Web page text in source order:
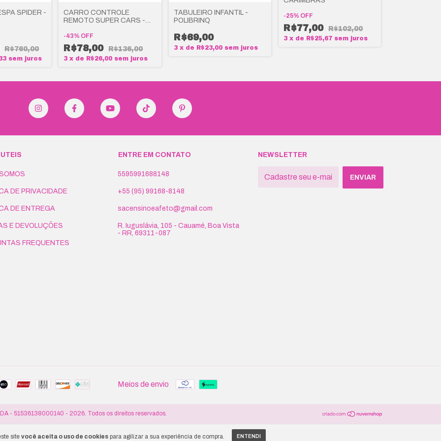
site você aceita o uso de cookiespara agilizar a sua experiência de compra. ENTENDI
SPIDER -
R$760,00
sem juros
CARRO CONTROLE
REMOTO SUPER CARS -
-43% OFF
R$78,00 R$136,00
3 x de R$26,00 sem juros
TABULEIRO INFANTIL -
POLIBRINQ
R$69,00
3 x de R$23,00 sem juros
-25% OFF
R$77,00 R$102,00
3 x de R$25,67 sem juros
DE PRIVACIDADE
DE ENTREGA
E DEVOLUÇÕES
FREQUENTES
ENTRE EM CONTATO
5595991688148
+55 (95) 99168-8148
sacensinoeafeto@gmail.com
R. Iuguslávia, 105 - Cauamé, Boa Vista
- RR, 69311-087
NEWSLETTER
Meios de envio
- 51536138000140 - 2026. Todos os direitos reservados.